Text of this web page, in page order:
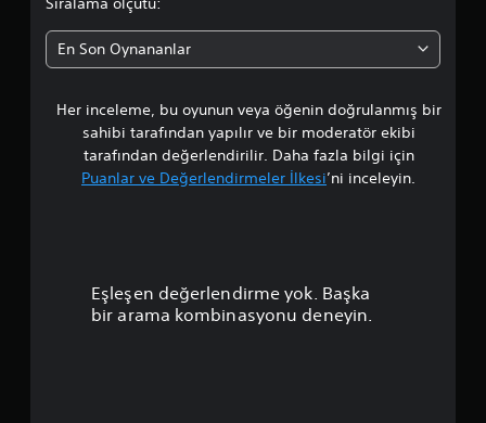
En Son Oynananlar
Her inceleme, bu oyunun veya öğenin doğrulanmış bir
sahibi tarafından yapılır ve bir moderatör ekibi
tarafından değerlendirilir. Daha fazla bilgi için
Puanlar ve Değerlendirmeler İlkesi’ni inceleyin.
Eşleşen değerlendirme yok. Başka
bir arama kombinasyonu deneyin.